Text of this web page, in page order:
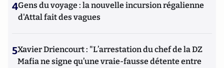
4Gens du voyage : la nouvelle incursion régalienne
d'Attal fait des vagues
5Xavier Driencourt : "L’arrestation du chef de la DZ
Mafia ne signe qu’une vraie-fausse détente entre